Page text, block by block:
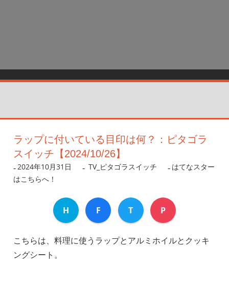
ラップに付いている目印は何？：ピタゴラ
スイッチ【2024/10/26】
2024年10月31日 nanigoto
TV_ピタゴラスイッチ
はてなスター
はこちらへ！
H F T P
こちらは、料理に使うラップとアルミホイルとクッキ
ングシート。